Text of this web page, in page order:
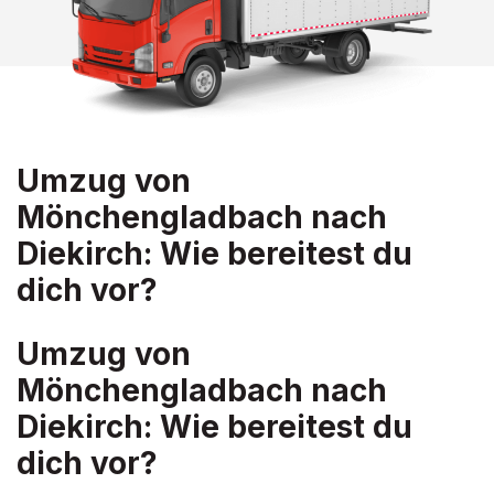
Umzug von
Mönchengladbach nach
Diekirch: Wie bereitest du
dich vor?
Umzug von
Mönchengladbach nach
Diekirch: Wie bereitest du
dich vor?